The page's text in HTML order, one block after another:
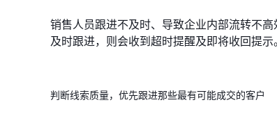
销售人员跟进不及时、导致企业内部流转不
及时跟进，则会收到超时提醒及即将收回提示。
判断线索质量，优先跟进那些最有可能成交的客户